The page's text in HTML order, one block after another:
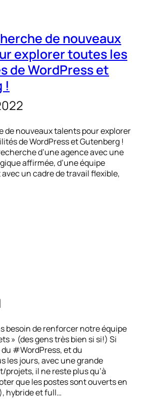
de nouveaux
explorer toutes les
de WordPress et
!
de nouveaux talents pour explorer
de WordPress et Gutenberg !
d’une agence avec une
affirmée, d’une équipe
un cadre de travail flexible,
besoin de renforcer notre équipe
» (des gens très bien si si!) Si
#WordPress, et du
les jours, avec une grande
il ne reste plus qu’à
que les postes sont ouverts en
hybride et full…